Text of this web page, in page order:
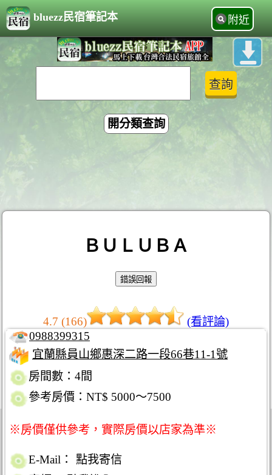
bluezz民宿筆記本 附近
開分類查詢
ＢＵＬＵＢＡ
4.7 (166)
(看評論)
0988399315
宜蘭縣員山鄉惠深二路一段66巷11-1號
房間數：4間
參考房價：NT$ 5000～7500
※房價僅供參考，實際房價以店家為準※
E-Mail：
點我寄信